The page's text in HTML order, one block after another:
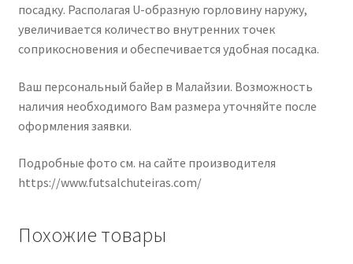
посадку. Располагая U-образную горловину наружу,
увеличивается количество внутренних точек
соприкосновения и обеспечивается удобная посадка.
Ваш персональный байер в Малайзии. Возможность
наличия необходимого Вам размера уточняйте после
оформления заявки.
Подробные фото см. на сайте производителя
https://www.futsalchuteiras.com/
Похожие товары